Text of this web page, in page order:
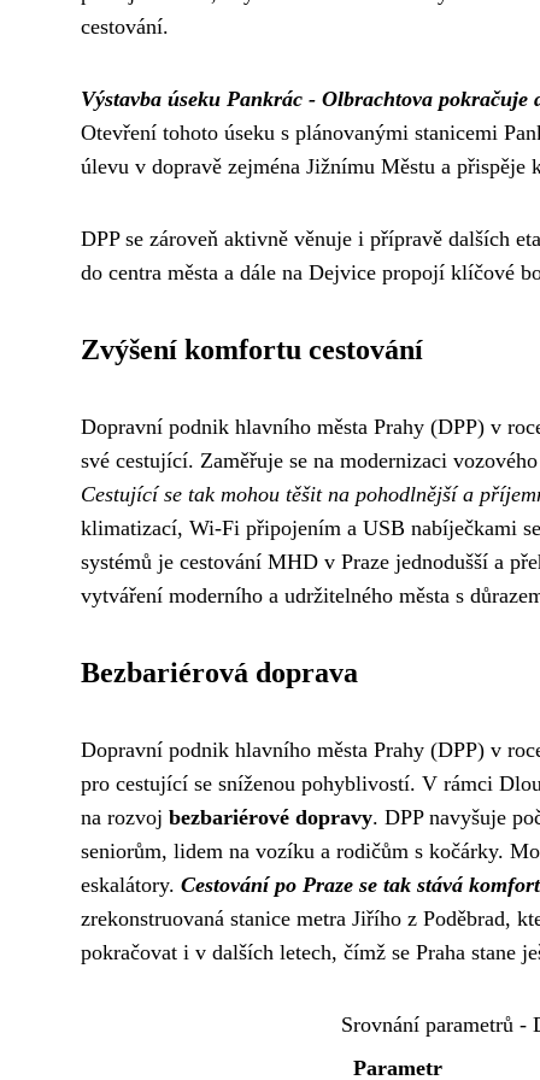
cestování.
Výstavba úseku Pankrác - Olbrachtova
Otevření tohoto úseku s plánovanými stanicemi
úlevu v dopravě zejména Jižnímu Městu a
DPP se zároveň aktivně věnuje i přípravě dalších
do centra města a dále na Dejvice propojí klíčové
Zvýšení komfortu cestování
Dopravní podnik hlavního města Prahy (DPP) v
své cestující. Zaměřuje se na modernizaci
Cestující se tak mohou těšit na pohodlnější a
klimatizací, Wi-Fi připojením a USB nabíječkami
systémů je cestování MHD v Praze jednodušší a
vytváření moderního a udržitelného města s
Bezbariérová doprava
Dopravní podnik hlavního města Prahy (DPP) v
pro cestující se sníženou pohyblivostí. V rámci
na rozvoj bezbariérové dopravy. DPP navyšuje
seniorům, lidem na vozíku a rodičům s kočárky.
eskalátory. Cestování po Praze se tak stává
zrekonstruovaná stanice metra Jiřího z Poděbrad,
pokračovat i v dalších letech, čímž se Praha stane
Srovnání parametrů -
Parametr